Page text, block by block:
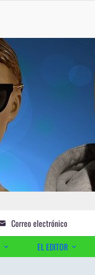
Correo electrónico
EL EDITOR